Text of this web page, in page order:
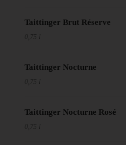
Taittinger Brut Réserve
0,75 l
Taittinger Nocturne
0,75 l
Taittinger Nocturne Rosé
0,75 l